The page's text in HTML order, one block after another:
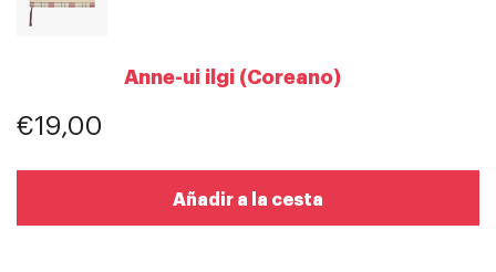
Anne-ui ilgi (Coreano)
€19,00
Añadir a la cesta